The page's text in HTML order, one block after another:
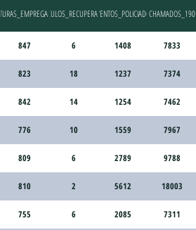
VEICULOS_RECUPERADOSEVENTOS_POLICIADOSCHAMADOS_190
847 6 1408 7833
823 18 1237 7374
842 14 1254 7462
776 10 1559 7967
809 6 2789 9788
810 2 5612 18003
755 6 2085 7311